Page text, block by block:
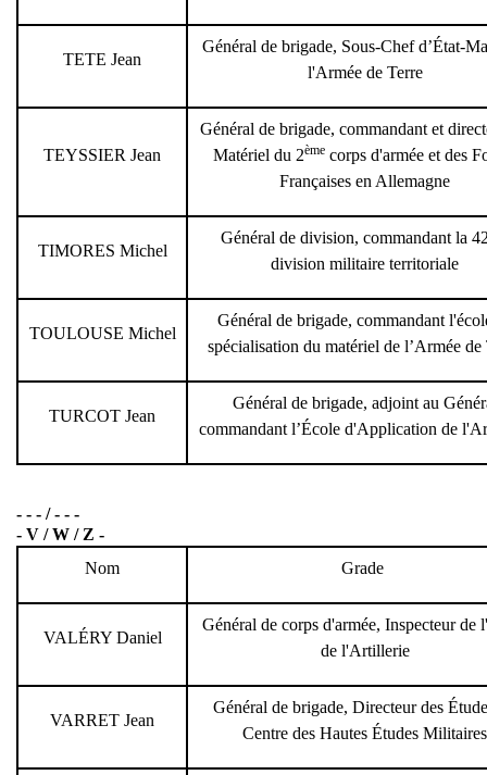
TETE Jean
Général de brigade, Sous-Chef d’État-
l'Armée de Terre
TEYSSIER Jean
Général de brigade, commandant et
Matériel du 2èmecorps d'armée et des
Françaises en Allemagne
TIMORES Michel
Général de division, commandant la
division militaire territoriale
TOULOUSE Michel
Général de brigade, commandant
spécialisation du matériel de l’Armée de
TURCOT Jean
Général de brigade, adjoint au
commandant l’École d'Application de
- - - / - - -
- V / W / Z -
Nom
Grade
VALÉRY Daniel
Général de corps d'armée, Inspecteur de
de l'Artillerie
VARRET Jean
Général de brigade, Directeur des
Centre des Hautes Études Militaires